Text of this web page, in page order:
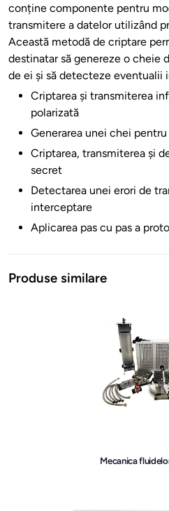
conține componente pentru
transmitere a datelor utilizând
Această metodă de criptare
destinatar să genereze o cheie
de ei și să detecteze eventualii
Criptarea și transmiterea
polarizată
Generarea unei chei
Criptarea, transmiterea și
secret
Detectarea unei erori de
interceptare
Aplicarea pas cu pas a
Produse similare
Mecanica